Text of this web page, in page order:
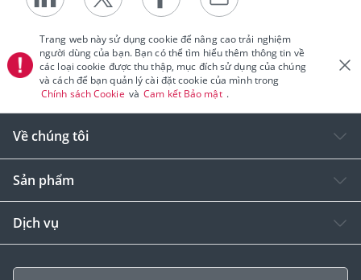
Trang web này sử dụng cookie để nâng cao trải nghiệm
người dùng của bạn. Bạn có thể tìm hiểu thêm thông tin về
các loại cookie được thu thập, mục đích sử dụng của chúng
và cách để bạn quản lý cài đặt cookie của mình trong
Chính sách Cookie và Cam kết Bảo mật .
Về chúng tôi
Sản phẩm
Dịch vụ